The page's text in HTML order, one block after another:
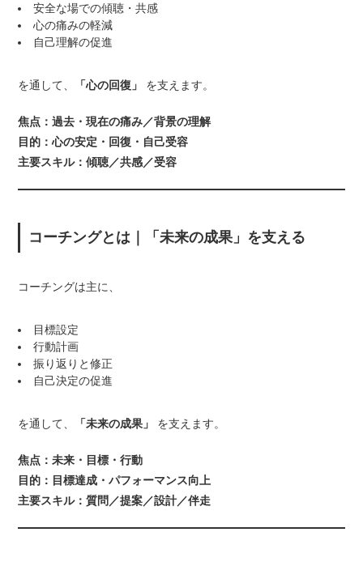
安全な場での傾聴・共感
心の痛みの軽減
自己理解の促進
を通して、 「心の回復」 を支えます。
焦点：過去・現在の痛み／背景の理解
目的：心の安定・回復・自己受容
主要スキル：傾聴／共感／受容
コーチングとは｜「未来の成果」を支える
コーチングは主に、
目標設定
行動計画
振り返りと修正
自己決定の促進
を通して、 「未来の成果」 を支えます。
焦点：未来・目標・行動
目的：目標達成・パフォーマンス向上
主要スキル：質問／提案／設計／伴走